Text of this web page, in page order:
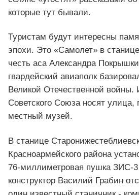
которые тут бывали.
Туристам будут интересны
эпохи. Это «Самолет» в
честь аса Александра
гвардейский авиаполк
Великой Отечественной
Советского Союза носят
местный музей.
В станице
Красноармейского района
76-миллиметровая пушка ЗИС-
конструктор Василий Грабин